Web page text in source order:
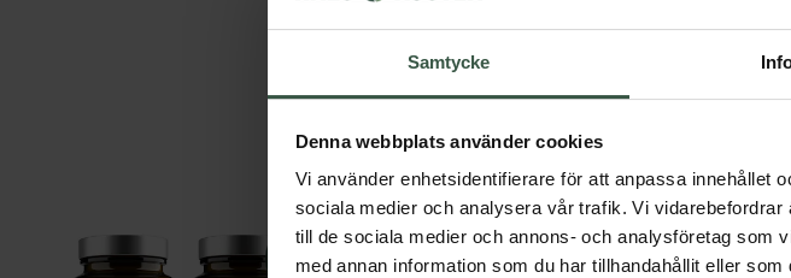
Samtycke
Denna webbplats använder cookies
Vi använder enhetsidentifierare för att anpassa innehållet
sociala medier och analysera vår trafik. Vi
till de sociala medier och annons- och analysföretag som
med annan information som du har tillhandahållit eller